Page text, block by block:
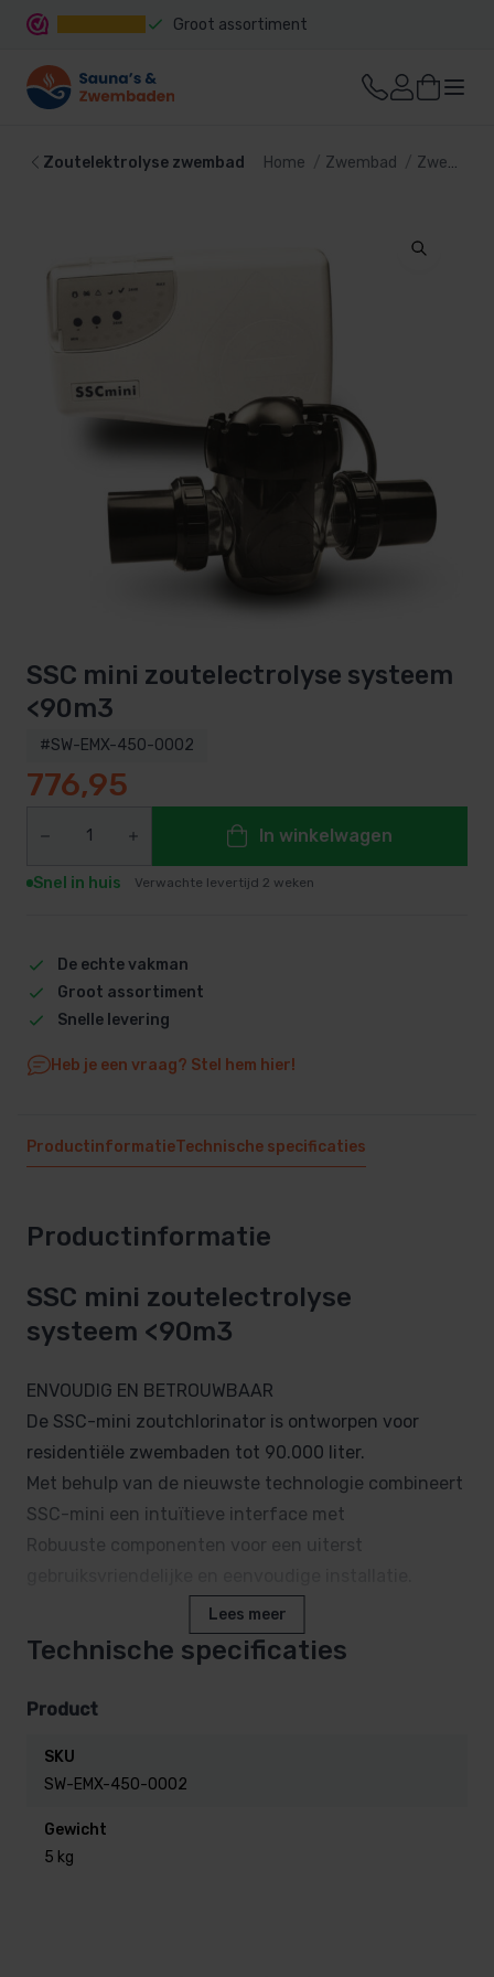
Groot assortiment
Zoutelektrolyse zwembad Home Zwembad Zwembadtechniek
SSC mini zoutelectrolyse systeem
<90m3
#SW-EMX-450-0002
776,95
In winkelwagen
Snel in huis Verwachte levertijd 2 weken
De echte vakman
Groot assortiment
Snelle levering
Heb je een vraag? Stel hem hier!
ProductinformatieTechnische specificaties
Productinformatie
SSC mini zoutelectrolyse
systeem <90m3
ENVOUDIG EN BETROUWBAAR
De SSC-mini zoutchlorinator is ontworpen voor
residentiële zwembaden tot 90.000 liter.
Met behulp van de nieuwste technologie combineert
SSC-mini een intuïtieve interface met
Robuuste componenten voor een uiterst
• Eenvoudig te installeren, onderhouden en
• Maximale werkdruk: 2,5 bar
• Betaalbare reserveonderdelen
de cel
• Titanium platen voor een maximale chloorproductie
Lees meer
Technische specificaties
Product
SKU
SW-EMX-450-0002
Gewicht
5 kg